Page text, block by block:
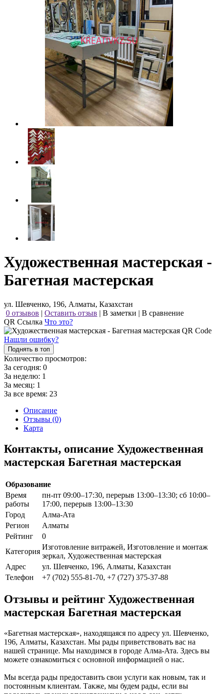
Художественная мастерская -
Багетная мастерская
ул. Шевченко, 196, Алматы, Казахстан
0 отзывов | Оставить отзыв | В заметки | В сравнение
QR Ссылка Что это?
Нашли ошибку?
Поднять в топ
Количество просмотров:
За сегодня: 0
За неделю: 1
За месяц: 1
За все время: 23
Описание
Отзывы (0)
Карта
Контакты, описание Художественная
мастерская Багетная мастерская
Образование
Время
работы
пн-пт 09:00–17:30, перерыв 13:00–13:30; сб 10:00–
17:00, перерыв 13:00–13:30
Город
Алма-Ата
Регион
Алматы
Рейтинг
0
Категория
Изготовление витражей, Изготовление и монтаж
зеркал, Художественная мастерская
Адрес
ул. Шевченко, 196, Алматы, Казахстан
Телефон
+7 (702) 555-81-70, +7 (727) 375-37-88
Отзывы и рейтинг Художественная
мастерская Багетная мастерская
«Багетная мастерская», находящаяся по адресу ул. Шевченко,
196, Алматы, Казахстан. Мы рады приветствовать вас на
нашей странице. Мы находимся в городе Алма-Ата. Здесь вы
можете ознакомиться с основной информацией о нас.
Мы всегда рады предоставить свои услуги как новым, так и
постоянным клиентам. Также, мы будем рады, если вы